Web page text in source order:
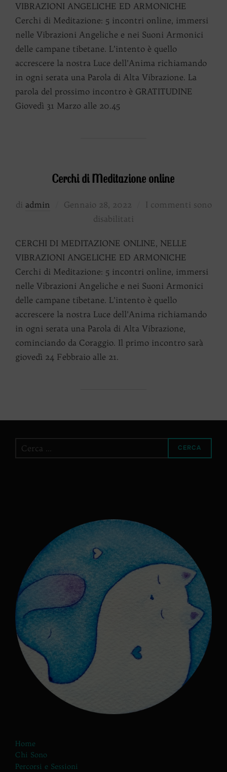
VIBRAZIONI ANGELICHE ED ARMONICHE
Cerchi di Meditazione: 5 incontri online, immersi
nelle Vibrazioni Angeliche e nei Suoni Armonici
delle campane tibetane. L’intento è quello
accrescere la nostra Luce dell’Anima richiamando
in ogni serata una Parola di Alta Vibrazione. La
parola del prossimo incontro è GRATITUDINE
Giovedì 31 Marzo alle 20.45
Cerchi di Meditazione online
di admin
Pubblicato
Gennaio 28, 2022
I commenti sono
disabilitati
CERCHI DI MEDITAZIONE ONLINE, NELLE
VIBRAZIONI ANGELICHE ED ARMONICHE
Cerchi di Meditazione: 5 incontri online, immersi
nelle Vibrazioni Angeliche e nei Suoni Armonici
delle campane tibetane. L’intento è quello
accrescere la nostra Luce dell’Anima richiamando
in ogni serata una Parola di Alta Vibrazione,
cominciando da Coraggio. Il primo incontro sarà
giovedì 24 Febbraio alle 21.
per:
CERCA
Home
Chi Sono
Percorsi e Sessioni